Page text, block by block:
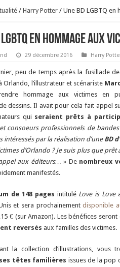
/ Harry Potter / Une BD LGBTQ en
LGBTQ en hommage aux
29 décembre 2016 Harry
peu de temps après la fusillade
Orlando, l’illustrateur et scénariste
hommage aux victimes en
dessins. Il avait pour cela fait appel
qui seraient prêts à
consoeurs professionnels de bandes
intéressés par la réalisation d’une BD
d’Orlando ? Je suis plus que prêt
aux éditeurs… » De nombreux
manifestés.
de 148 pages intituléLove is Love
et sera prochainementdisponible
€ (sur Amazon). Les bénéfices seront
reversés aux familles des victimes.
la collection d’illustrations, vous
têtes familières issues de la pop